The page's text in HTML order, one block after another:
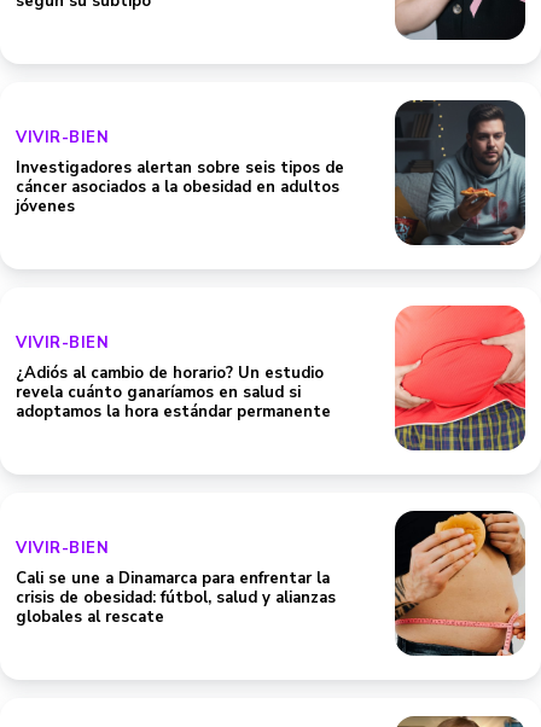
VIVIR-BIEN
Investigadores alertan sobre seis tipos de
cáncer asociados a la obesidad en adultos
jóvenes
VIVIR-BIEN
¿Adiós al cambio de horario? Un estudio
revela cuánto ganaríamos en salud si
adoptamos la hora estándar permanente
VIVIR-BIEN
Cali se une a Dinamarca para enfrentar la
crisis de obesidad: fútbol, salud y alianzas
globales al rescate